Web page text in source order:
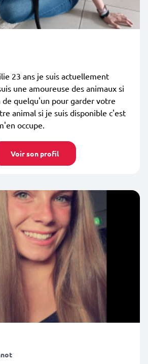
23 ans je suis actuellement
une amoureuse des animaux si
de quelqu'un pour garder votre
animal si je suis disponible c'est
occupe.
Voir son profil